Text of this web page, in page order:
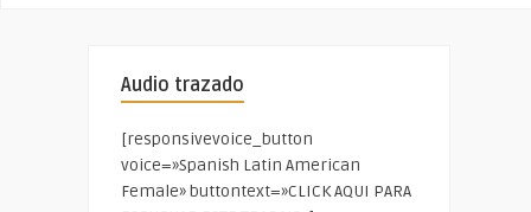
Audio trazado
[responsivevoice_button
voice=»Spanish Latin American
Female» buttontext=»CLICK AQUI PARA